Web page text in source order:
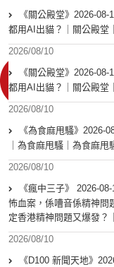
《關公殿堂》2026-
都用AI出貓？｜關公殿堂
2026/08/10
《關公殿堂》2026-
都用AI出貓？｜關公殿堂
2026/08/10
《為食麻甩騷》2026-
｜為食麻甩騷｜為食麻甩
2026/08/10
《瘋中三子》 2026-
怖血案，係嘈音係精神問
定香港精神問題又爆發？
2026/08/10
《D100 新聞天地》